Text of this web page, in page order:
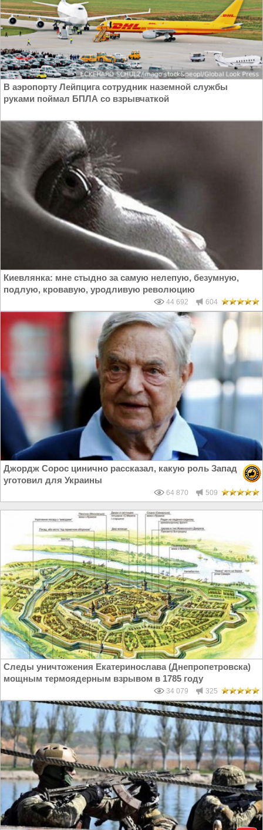
В аэропорту Лейпцига сотрудник наземной службы
руками поймал БПЛА со взрывчаткой
Киевлянка: мне стыдно за самую нелепую, безумную,
подлую, кровавую, уродливую революцию
44 692 604
Джордж Сорос цинично рассказал, какую роль Запад
уготовил для Украины
64 870 509
Следы уничтожения Екатеринослава (Днепропетровска)
мощным термоядерным взрывом в 1785 году
34 079 325